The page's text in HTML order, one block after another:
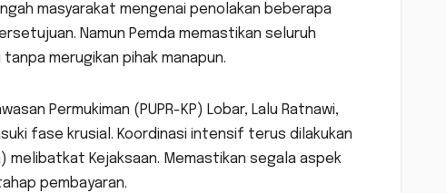
masyarakat mengenai penolakan beberapa
Namun Pemda memastikan seluruh
merugikan pihak manapun.
Permukiman (PUPR-KP) Lobar, Lalu Ratnawi,
fase krusial. Koordinasi intensif terus dilakukan
melibatkat Kejaksaan. Memastikan segala aspek
pembayaran.